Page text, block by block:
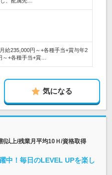
給235,000円～+各種手当+賞与年2
～+各種手当+賞…
気になる
以上/残業月平均10Ｈ/資格取得
中！毎日のLEVEL UPを楽し